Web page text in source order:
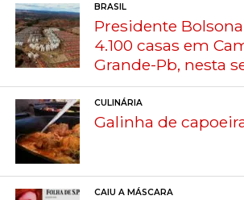
BRASIL
Presidente
4.100 casas em
Grande-Pb, nesta
CULINÁRIA
Galinha de
CAIU A MÁSCARA